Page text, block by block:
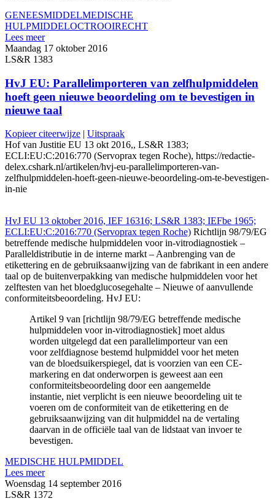
GENEESMIDDELMEDISCHE
HULPMIDDELOCTROOIRECHT
Lees meer
Maandag 17 oktober 2016
LS&R 1383
HvJ EU: Parallelimporteren van zelfhulpmiddelen
hoeft geen nieuwe beoordeling om te bevestigen in
nieuwe taal
Kopieer citeerwijze | Uitspraak
Hof van Justitie EU 13 okt 2016,, LS&R 1383;
ECLI:EU:C:2016:770 (Servoprax tegen Roche), https://redactie-
delex.cshark.nl/artikelen/hvj-eu-parallelimporteren-van-
zelfhulpmiddelen-hoeft-geen-nieuwe-beoordeling-om-te-bevestigen-
in-nie
HvJ EU 13 oktober 2016, IEF 16316; LS&R 1383; IEFbe 1965;
ECLI:EU:C:2016:770 (Servoprax tegen Roche) Richtlijn 98/79/EG
betreffende medische hulpmiddelen voor in-vitrodiagnostiek –
Paralleldistributie in de interne markt – Aanbrenging van de
etikettering en de gebruiksaanwijzing van de fabrikant in een andere
taal op de buitenverpakking van medische hulpmiddelen voor het
zelftesten van het bloedglucosegehalte – Nieuwe of aanvullende
conformiteitsbeoordeling. HvJ EU:
Artikel 9 van [richtlijn 98/79/EG betreffende medische
hulpmiddelen voor in-vitrodiagnostiek] moet aldus
worden uitgelegd dat een parallelimporteur van een
voor zelfdiagnose bestemd hulpmiddel voor het meten
van de bloedsuikerspiegel, dat is voorzien van een CE-
markering en dat onderworpen is geweest aan een
conformiteitsbeoordeling door een aangemelde
instantie, niet verplicht is een nieuwe beoordeling uit te
voeren om de conformiteit van de etikettering en de
gebruiksaanwijzing van dit hulpmiddel na de vertaling
daarvan in de officiële taal van de lidstaat van invoer te
bevestigen.
MEDISCHE HULPMIDDEL
Lees meer
Woensdag 14 september 2016
LS&R 1372